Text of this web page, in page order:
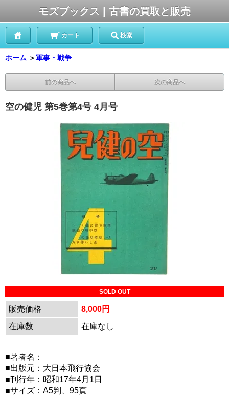
モズブックス | 古書の買取と販売
カート 検索
ホーム ＞軍事・戦争
前の商品へ 次の商品へ
空の健児 第5巻第4号 4月号
SOLD OUT
販売価格
8,000円
在庫数
在庫なし
■著者名：
■出版元：大日本飛行協会
■刊行年：昭和17年4月1日
■サイズ：A5判、95頁